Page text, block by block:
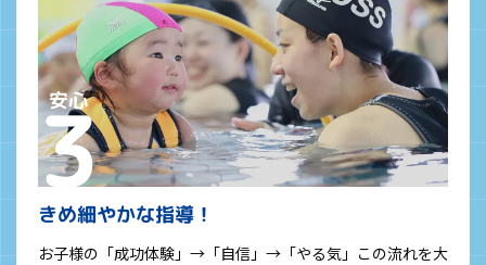
きめ細やかな指導！
お子様の「成功体験」→「自信」→「やる気」この流れを大